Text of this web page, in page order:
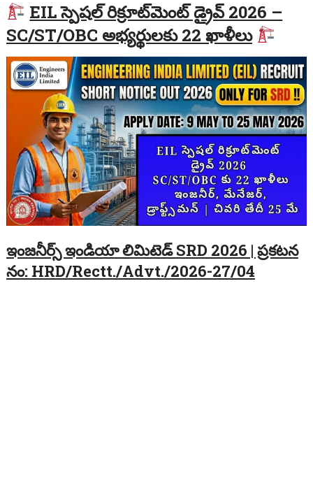
EIL స్పెషల్ రిక్రూట్‌మెంట్ డ్రైవ్ 2026 –
SC/ST/OBC అభ్యర్థులకు 22 ఖాళీలు
ఇంజనీర్స్ ఇండియా లిమిటెడ్ SRD 2026 | ప్రకటన
నం: HRD/Rectt./Advt./2026-27/04